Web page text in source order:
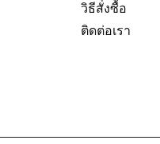
วิธีสั่งซื้อ
ติดต่อเรา